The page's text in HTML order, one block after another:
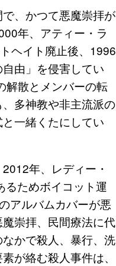
、かつて悪魔崇拝が
年、アティー・ラ
ヘイト廃止後、1996
由」を侵害してい
解散とメンバーの転
多神教や非主流派の
一緒くたにしてい
年、レディー・
るためボイコット運
アルバムカバーが悪
崇拝、民間療法に代
かで殺人、暴行、洗
が絡む殺人事件は、